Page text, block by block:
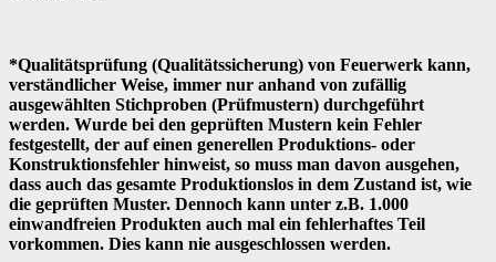
*Qualitätsprüfung (Qualitätssicherung) von Feuerwerk kann,
verständlicher Weise, immer nur anhand von zufällig
ausgewählten Stichproben (Prüfmustern) durchgeführt
werden. Wurde bei den geprüften Mustern kein Fehler
festgestellt, der auf einen generellen Produktions- oder
Konstruktionsfehler hinweist, so muss man davon ausgehen,
dass auch das gesamte Produktionslos in dem Zustand ist, wie
die geprüften Muster. Dennoch kann unter z.B. 1.000
einwandfreien Produkten auch mal ein fehlerhaftes Teil
vorkommen. Dies kann nie ausgeschlossen werden.